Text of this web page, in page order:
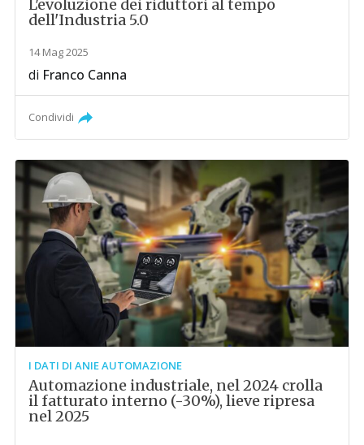
L'evoluzione dei riduttori al tempo
dell'Industria 5.0
14 Mag 2025
di Franco Canna
Condividi
I DATI DI ANIE AUTOMAZIONE
Automazione industriale, nel 2024 crolla
il fatturato interno (-30%), lieve ripresa
nel 2025